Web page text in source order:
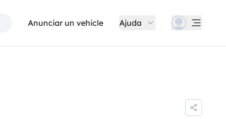
Anunciar un vehicle Ajuda